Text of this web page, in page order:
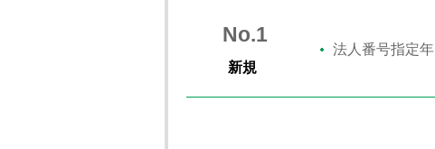
No.1
新規
法人番号指定年